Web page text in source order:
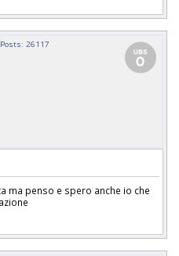
Posts: 26117
ma penso e spero anche io che